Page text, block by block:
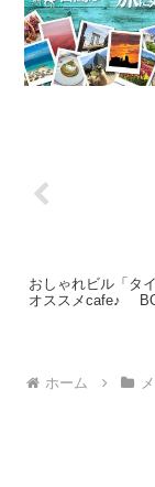
おしゃれビル「タ
オススメcafe♪
ホーム